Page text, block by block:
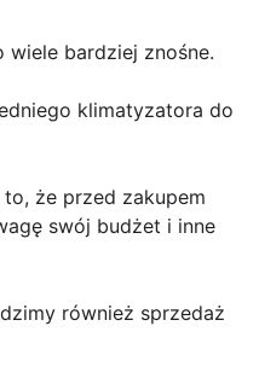
wiele bardziej znośne.
klimatyzatora do
że przed zakupem
swój budżet i inne
również sprzedaż